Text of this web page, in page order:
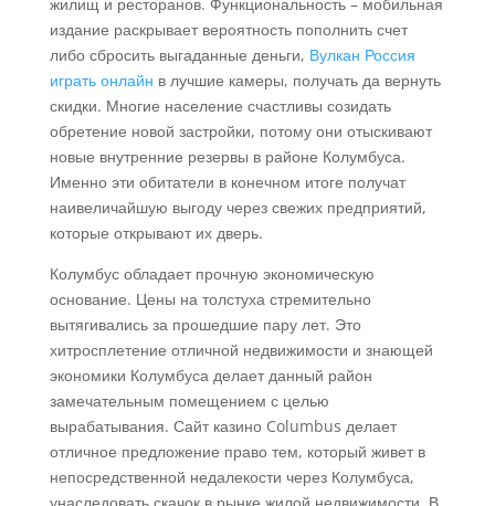
издание раскрывает вероятность пополнить счет
либо сбросить выгаданные деньги, Вулкан Россия
играть онлайн в лучшие камеры, получать да вернуть
скидки. Многие население счастливы созидать
обретение новой застройки, потому они отыскивают
новые внутренние резервы в районе Колумбуса.
Именно эти обитатели в конечном итоге получат
наивеличайшую выгоду через свежих предприятий,
которые открывают их дверь.
Колумбус обладает прочную экономическую
основание. Цены на толстуха стремительно
вытягивались за прошедшие пару лет. Это
хитросплетение отличной недвижимости и знающей
экономики Колумбуса делает данный район
замечательным помещением с целью
вырабатывания. Сайт казино Columbus делает
отличное предложение право тем, который живет в
непосредственной недалекости через Колумбуса,
унаследовать скачок в рынке жилой недвижимости. В